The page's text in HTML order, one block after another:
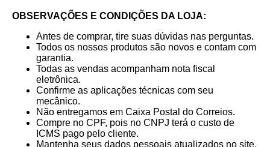
OBSERVAÇÕES E CONDIÇÕES DA LOJA:
Antes de comprar, tire suas dúvidas nas perguntas.
Todos os nossos produtos são novos e contam com
garantia.
Todas as vendas acompanham nota fiscal
eletrônica.
Confirme as aplicações técnicas com seu
mecânico.
Não entregamos em Caixa Postal do Correios.
Compre no CPF, pois no CNPJ terá o custo de
ICMS pago pelo cliente.
Mantenha seus dados pessoais atualizados no site.